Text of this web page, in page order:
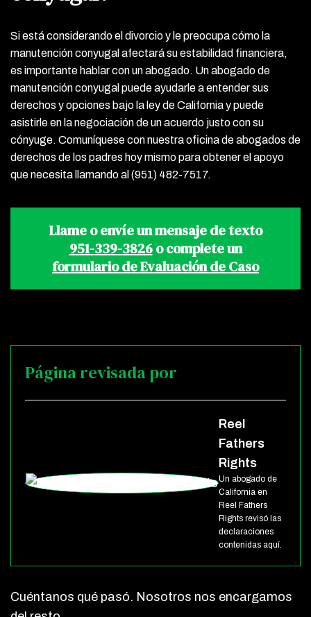
Si está considerando el divorcio y le preocupa cómo la
manutención conyugal afectará su estabilidad financiera,
es importante hablar con un abogado. Un abogado de
manutención conyugal puede ayudarle a entender sus
derechos y opciones bajo la ley de California y puede
asistirle en la negociación de un acuerdo justo con su
cónyuge. Comuníquese con nuestra oficina de abogados de
derechos de los padres hoy mismo para obtener el apoyo
que necesita llamando al (951) 482-7517.
Llame o envíe un mensaje de texto
951-339-3826o complete un
formulario de Evaluación de Caso
Página revisada por
Reel
Fathers
Rights
Un abogado de
California en
Reel Fathers
Rights revisó las
declaraciones
contenidas aquí.
Cuéntanos qué pasó. Nosotros nos encargamos